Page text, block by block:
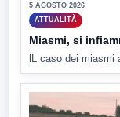
5 AGOSTO 2026
ATTUALITÀ
Miasmi, si
lL caso dei miasmi